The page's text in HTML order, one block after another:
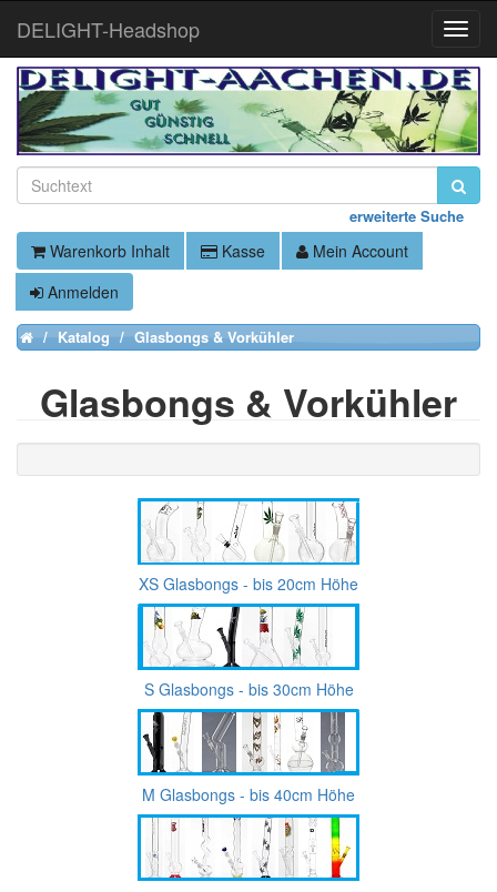
erweiterte Suche
Warenkorb Inhalt Kasse
Mein Account
Anmelden
HomeKatalog Glasbongs & Vorkühler
Glasbongs & Vorkühler
XS Glasbongs - bis 20cm Höhe
S Glasbongs - bis 30cm Höhe
M Glasbongs - bis 40cm Höhe
Toggle
DELIGHT-Headshop